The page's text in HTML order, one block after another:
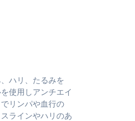
ハリ、たるみを
使用しアンチエイ
リンパや血行の
ラインやハリのあ